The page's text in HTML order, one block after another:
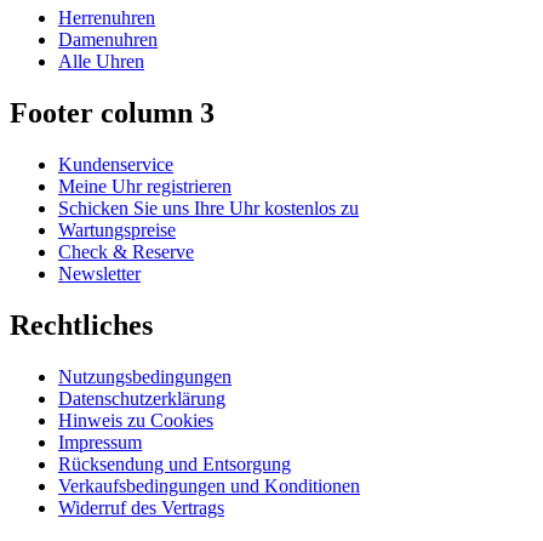
Herrenuhren
Damenuhren
Alle Uhren
Footer column 3
Kundenservice
Meine Uhr registrieren
Schicken Sie uns Ihre Uhr kostenlos zu
Wartungspreise
Check & Reserve
Newsletter
Rechtliches
Nutzungsbedingungen
Datenschutzerklärung
Hinweis zu Cookies
Impressum
Rücksendung und Entsorgung
Verkaufsbedingungen und Konditionen
Widerruf des Vertrags